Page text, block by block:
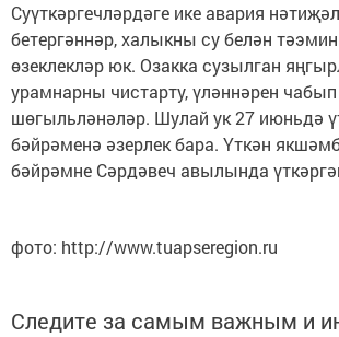
Суүткәргечләрдәге ике авария
бетергәннәр, халыкны су белән
өзеклекләр юк. Озакка сузылган
урамнарны чистарту, үләннәрен чабып
шөгыльләнәләр. Шулай ук 27 июньдә
бәйрәменә әзерлек бара. Үткән
бәйрәмне Сәрдәвеч авылында
фото: http://www.tuapseregion.ru
Следите за самым важным и